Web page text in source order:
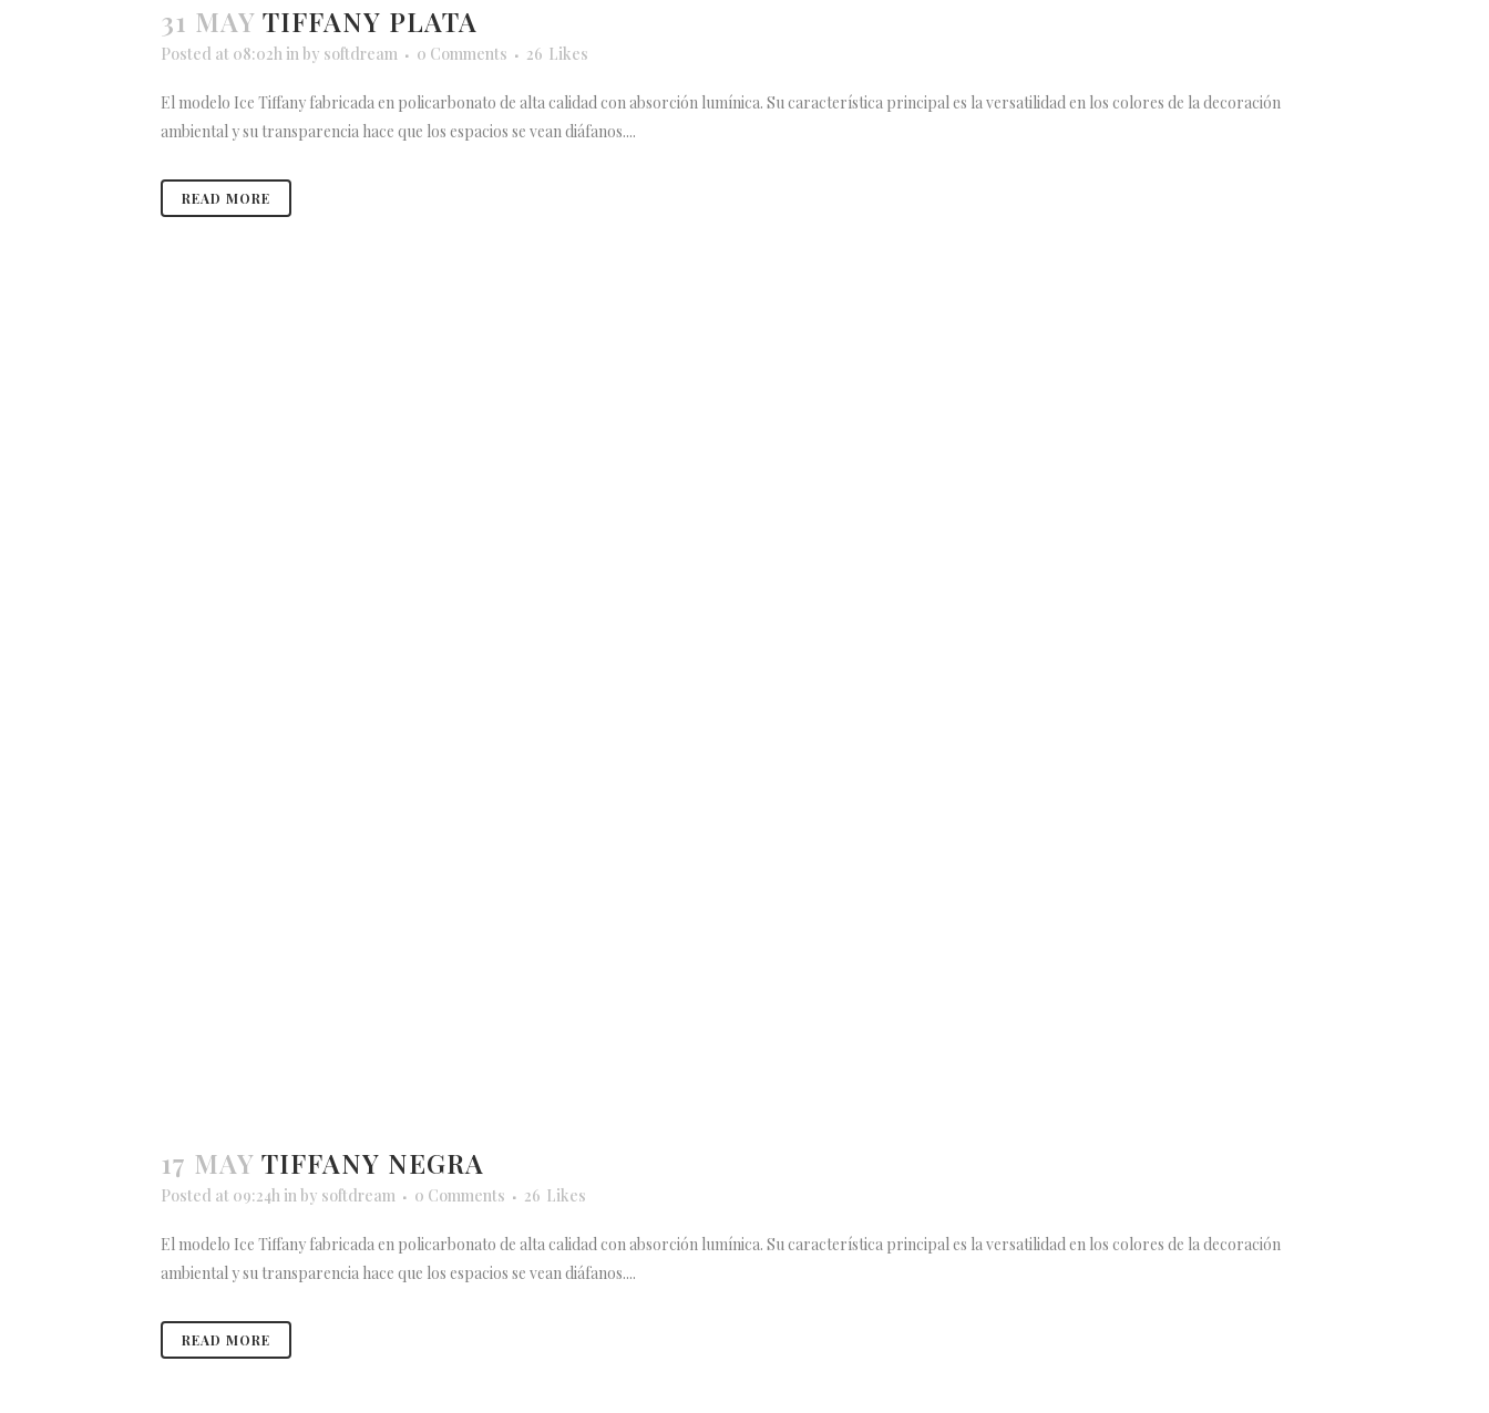
31 MAY TIFFANY PLATA
Posted at 08:02h inby softdream 0 Comments 26 Likes
El modelo Ice Tiffany fabricada en policarbonato de alta calidad con absorción lumínica. Su característica principal es la versatilidad en los colores de la decoración
ambiental y su transparencia hace que los espacios se vean diáfanos....
READ MORE
17 MAY TIFFANY NEGRA
Posted at 09:24h inby softdream 0 Comments 26 Likes
El modelo Ice Tiffany fabricada en policarbonato de alta calidad con absorción lumínica. Su característica principal es la versatilidad en los colores de la decoración
ambiental y su transparencia hace que los espacios se vean diáfanos....
READ MORE